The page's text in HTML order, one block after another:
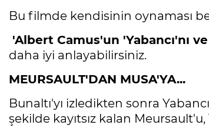
Bu filmde kendisinin oynaması
'Albert Camus'un 'Yabancı'nı
daha iyi anlayabilirsiniz.
MEURSAULT'DAN MUSA'YA...
Bunaltı'yı izledikten sonra
şekilde kayıtsız kalan